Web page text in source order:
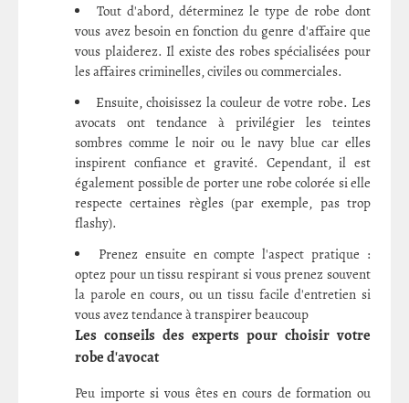
Tout d'abord, déterminez le type de robe dont
vous avez besoin en fonction du genre d'affaire que
vous plaiderez. Il existe des robes spécialisées pour
les affaires criminelles, civiles ou commerciales.
Ensuite, choisissez la couleur de votre robe. Les
avocats ont tendance à privilégier les teintes
sombres comme le noir ou le navy blue car elles
inspirent confiance et gravité. Cependant, il est
également possible de porter une robe colorée si elle
respecte certaines règles (par exemple, pas trop
flashy).
Prenez ensuite en compte l'aspect pratique :
optez pour un tissu respirant si vous prenez souvent
la parole en cours, ou un tissu facile d'entretien si
vous avez tendance à transpirer beaucoup
Les conseils des experts pour choisir votre
robe d'avocat
Peu importe si vous êtes en cours de formation ou